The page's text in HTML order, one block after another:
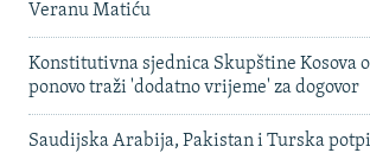
Veranu Matiću
Konstitutivna sjednica Skupštine Kosova
ponovo traži 'dodatno vrijeme' za dogovor
Saudijska Arabija, Pakistan i Turska